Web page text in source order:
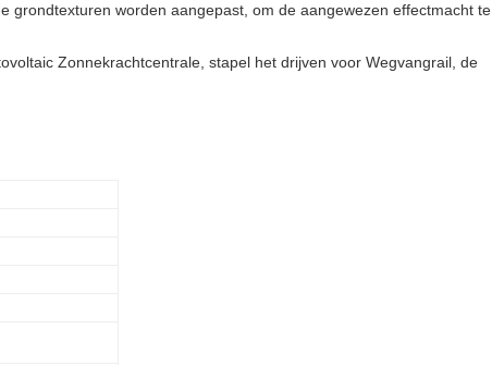
grondtexturen worden aangepast, om de aangewezen effectmacht te
Zonnekrachtcentrale, stapel het drijven voor Wegvangrail, de